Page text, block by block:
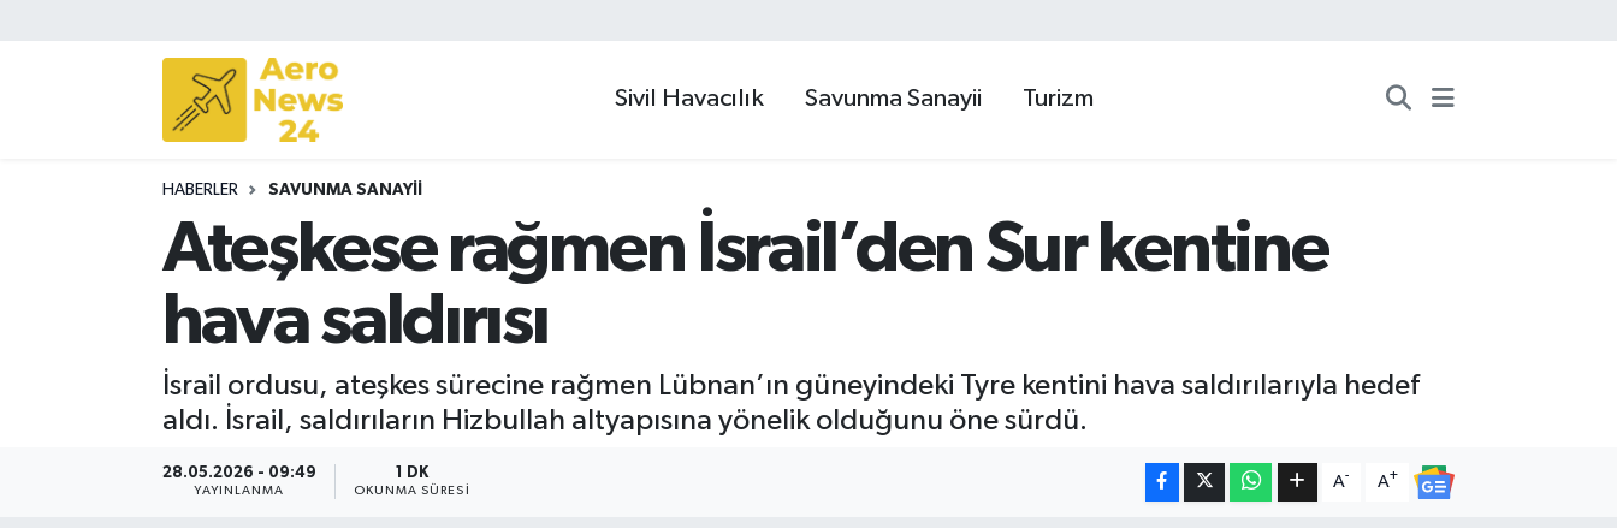
Sivil Havacılık Savunma Sanayii Turizm
HABERLER SAVUNMA SANAYII
Ateşkese rağmen İsrail’den Sur kentine
hava saldırısı
İsrail ordusu, ateşkes sürecine rağmen Lübnan’ın güneyindeki Tyre kentini hava saldırılarıyla hedef
aldı. İsrail, saldırıların Hizbullah altyapısına yönelik olduğunu öne sürdü.
28.05.2026 - 09:49
YAYINLANMA
1 DK
OKUNMA SÜRESI
A- A+
Sivil Havacılık